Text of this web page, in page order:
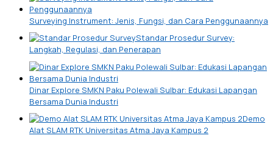
Surveying Instrument: Jenis, Fungsi, dan Cara Penggunaannya
Standar Prosedur Survey:
Langkah, Regulasi, dan Penerapan
Dinar Explore SMKN Paku Polewali Sulbar: Edukasi Lapangan
Bersama Dunia Industri
Demo
Alat SLAM RTK Universitas Atma Jaya Kampus 2